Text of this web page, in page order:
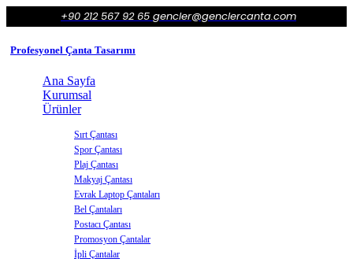
+90 212 567 92 65 gencler@genclercanta.com
Profesyonel Çanta Tasarımı
Ana Sayfa
Kurumsal
Ürünler
Sırt Çantası
Spor Çantası
Plaj Çantası
Makyaj Çantası
Evrak Laptop Çantaları
Bel Çantaları
Postacı Çantası
Promosyon Çantalar
İpli Çantalar